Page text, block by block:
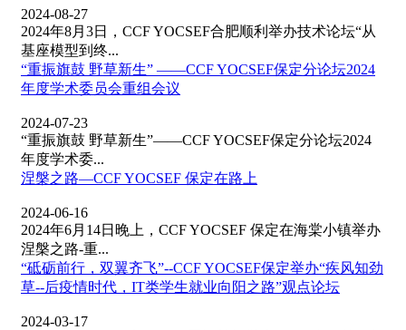
2024-08-27
2024年8月3日，CCF YOCSEF合肥顺利举办技术论坛“从
基座模型到终...
“重振旗鼓 野草新生” ——CCF YOCSEF保定分论坛2024
年度学术委员会重组会议
2024-07-23
“重振旗鼓 野草新生”——CCF YOCSEF保定分论坛2024
年度学术委...
涅槃之路—CCF YOCSEF 保定在路上
2024-06-16
2024年6月14日晚上，CCF YOCSEF 保定在海棠小镇举办
涅槃之路-重...
“砥砺前行，双翼齐飞”--CCF YOCSEF保定举办“疾风知劲
草--后疫情时代，IT类学生就业向阳之路”观点论坛
2024-03-17